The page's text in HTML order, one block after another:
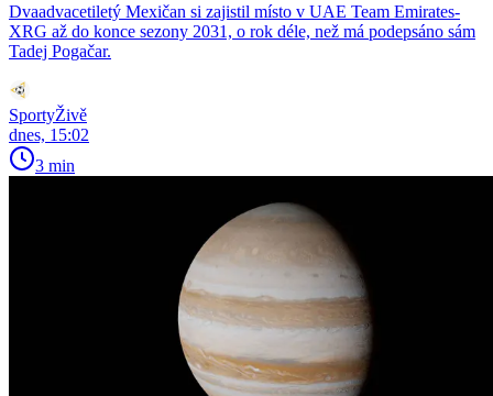
Dvaadvacetiletý Mexičan si zajistil místo v UAE Team Emirates-
XRG až do konce sezony 2031, o rok déle, než má podepsáno sám
Tadej Pogačar.
SportyŽivě
dnes, 15:02
3 min